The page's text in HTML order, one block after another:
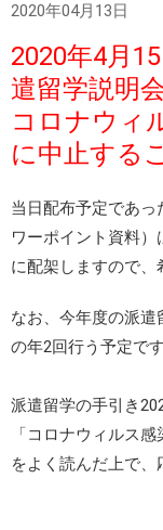
2020年04月13日
2020年4月
遣留学説明会
コロナウィ
に中止する
当日配布予定であ
ワーポイント資料
に配架しますので、
なお、今年度の派
の年2回行う予定です
派遣留学の手引き
「コロナウィルス
をよく読んだ上で、